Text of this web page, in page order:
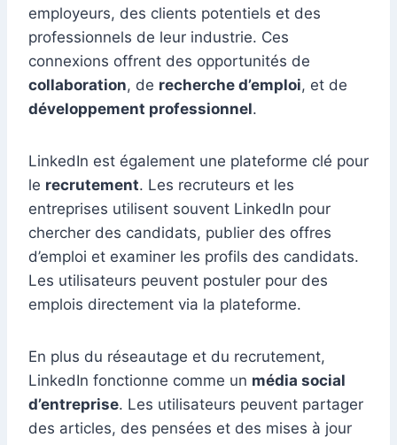
employeurs, des clients potentiels et des
professionnels de leur industrie. Ces
connexions offrent des opportunités de
collaboration, de recherche d’emploi, et de
développement professionnel.
LinkedIn est également une plateforme clé pour
le recrutement. Les recruteurs et les
entreprises utilisent souvent LinkedIn pour
chercher des candidats, publier des offres
d’emploi et examiner les profils des candidats.
Les utilisateurs peuvent postuler pour des
emplois directement via la plateforme.
En plus du réseautage et du recrutement,
LinkedIn fonctionne comme un média social
d’entreprise. Les utilisateurs peuvent partager
des articles, des pensées et des mises à jour